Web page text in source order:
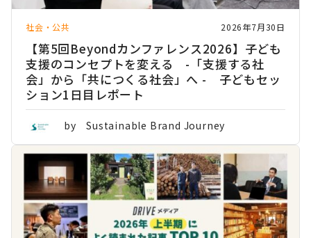
社会・公共 2026年7月30日
【第5回Beyondカンファレンス2026】子ども
支援のコンセプトを変える -「支援する社
会」から「共につくる社会」へ - 子どもセッ
ション1日目レポート
by Sustainable Brand Journey